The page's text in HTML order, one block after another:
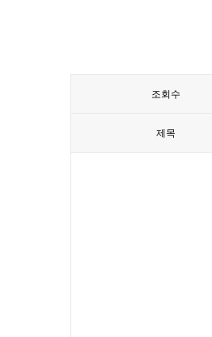
조회수
제목